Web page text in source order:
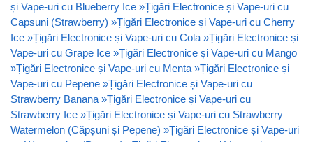
și Vape-uri cu Blueberry Ice »Țigări Electronice și Vape-uri cu
Capsuni (Strawberry) »Țigări Electronice și Vape-uri cu Cherry
Ice »Țigări Electronice și Vape-uri cu Cola »Țigări Electronice și
Vape-uri cu Grape Ice »Țigări Electronice și Vape-uri cu Mango
»Țigări Electronice și Vape-uri cu Menta »Țigări Electronice și
Vape-uri cu Pepene »Țigări Electronice și Vape-uri cu
Strawberry Banana »Țigări Electronice și Vape-uri cu
Strawberry Ice »Țigări Electronice și Vape-uri cu Strawberry
Watermelon (Căpșuni și Pepene) »Țigări Electronice și Vape-uri